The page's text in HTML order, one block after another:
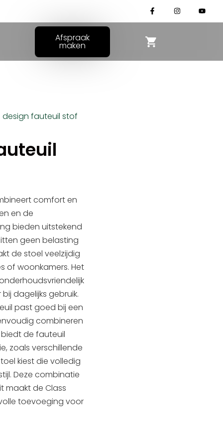
Afspraak
maken
fauteuil stof
comfort en
en de
bieden uitstekend
geen belasting
de stoel veelzijdig
of woonkamers. Het
dagelijks gebruik.
past goed bij een
combineren
de fauteuil
zoals verschillende
kiest die volledig
Deze combinatie
maakt de Class
toevoeging voor